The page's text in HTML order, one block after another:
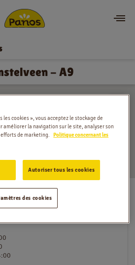
Nouvelles
Magasins
Application
Contact
Jobs
NL
- A9
les cookies », vous acceptez le stockage de
améliorer la navigation sur le site, analyser son
de marketing.
Politique concernant les
Autoriser tous les cookies
des cookies